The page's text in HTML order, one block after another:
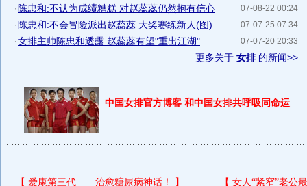
07-08-22 00:24
· 陈忠和:不认为成绩糟糕 对赵蕊蕊仍然抱有信心
07-07-25 07:34
· 陈忠和:不会冒险派出赵蕊蕊 大奖赛练新人(图)
07-07-20 20:33
·女排主帅陈忠和透露 赵蕊蕊有望"重出江湖"
更多关于 女排的新闻>>
中国女排官方博客 和中国女排共呼吸同命运